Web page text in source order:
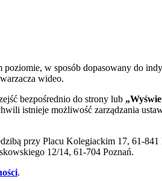
w sposób dopasowany do
wideo.
bezpośrednio do strony lub
istnieje możliwość zarządzania
przy Placu Kolegiackim 17, 61-
12/14, 61-704 Poznań.
.